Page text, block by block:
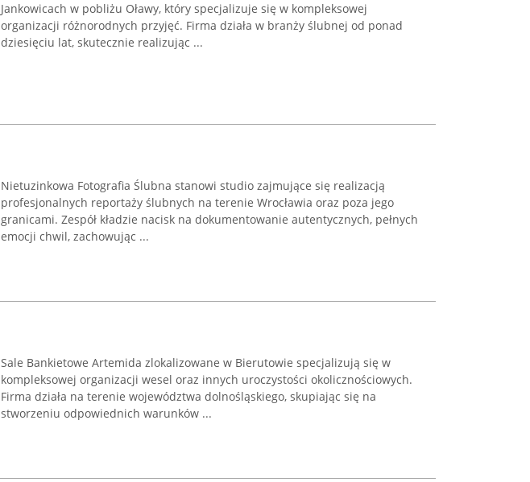
Jankowicach w pobliżu Oławy, który specjalizuje się w kompleksowej
organizacji różnorodnych przyjęć. Firma działa w branży ślubnej od ponad
dziesięciu lat, skutecznie realizując ...
Nietuzinkowa Fotografia Ślubna stanowi studio zajmujące się realizacją
profesjonalnych reportaży ślubnych na terenie Wrocławia oraz poza jego
granicami. Zespół kładzie nacisk na dokumentowanie autentycznych, pełnych
emocji chwil, zachowując ...
Sale Bankietowe Artemida zlokalizowane w Bierutowie specjalizują się w
kompleksowej organizacji wesel oraz innych uroczystości okolicznościowych.
Firma działa na terenie województwa dolnośląskiego, skupiając się na
stworzeniu odpowiednich warunków ...